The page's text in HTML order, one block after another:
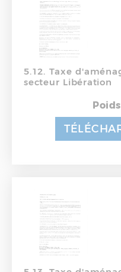
5.12. Taxe
secteur Libération